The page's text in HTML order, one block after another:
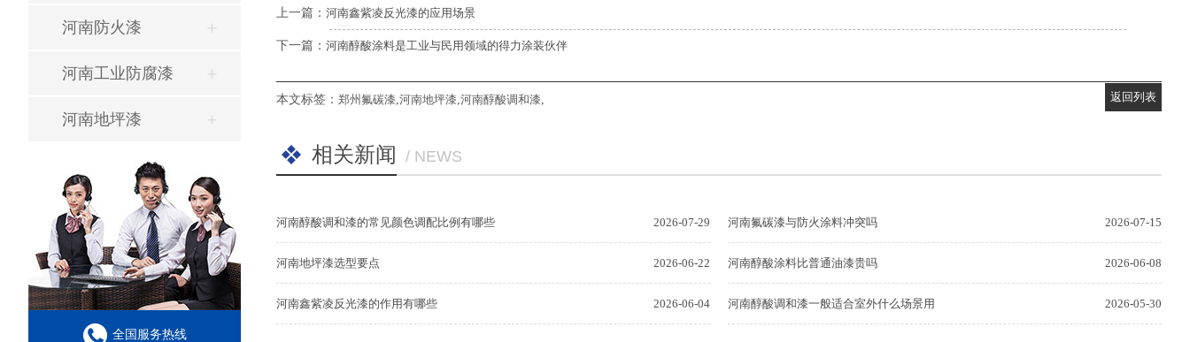
河南防火漆
河南工业防腐漆
河南地坪漆
全国服务热线
上一篇： 河南鑫紫凌反光漆的应用场景
下一篇： 河南醇酸涂料是工业与民用领域的得力涂装伙伴
返回列表
本文标签： 郑州氟碳漆 河南地坪漆 河南醇酸调和漆
相关新闻 / NEWS
2026-07-29
河南醇酸调和漆的常见颜色调配比例有哪些 2026-07-15
河南氟碳漆与防火涂料冲突吗
2026-06-22
河南地坪漆选型要点 2026-06-08
河南醇酸涂料比普通油漆贵吗
2026-06-04
河南鑫紫凌反光漆的作用有哪些 2026-05-30
河南醇酸调和漆一般适合室外什么场景用